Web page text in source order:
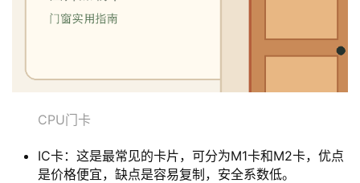
CPU门卡
IC卡：这是最常见的卡片，可分为M1卡和M2卡，优点
是价格便宜，缺点是容易复制，安全系数低。